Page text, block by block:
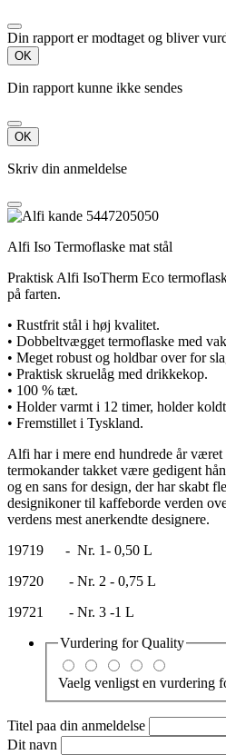
Din rapport er modtaget og bliver
OK
Din rapport kunne ikke sendes
OK
Skriv din anmeldelse
Alfi Iso Termoflaske mat stål
Praktisk Alfi IsoTherm Eco
på farten.
• Rustfrit stål i høj kvalitet.
• Dobbeltvægget termoflaske med
• Meget robust og holdbar over for
• Praktisk skruelåg med drikkekop.
• 100 % tæt.
• Holder varmt i 12 timer, holder
• Fremstillet i Tyskland.
Alfi har i mere end hundrede år været
termokander takket være gedigent
og en sans for design, der har skabt
designikoner til kaffeborde verden
verdens mest anerkendte designere.
19719 - Nr. 1- 0,50 L
19720 - Nr. 2 - 0,75 L
19721 - Nr. 3 -1 L
Vurdering forQuality
Vaelg venligst en vurdering
Titel paa din anmeldelse
Dit navn